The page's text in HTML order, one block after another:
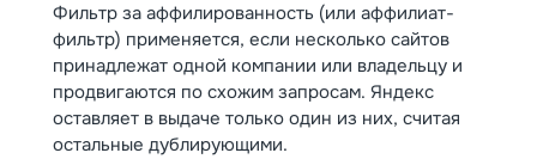
Фильтр за аффилированность (или аффилиат-
фильтр) применяется, если несколько сайтов
принадлежат одной компании или владельцу и
продвигаются по схожим запросам. Яндекс
оставляет в выдаче только один из них, считая
остальные дублирующими.